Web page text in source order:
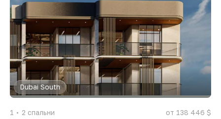
Dubai South
1 2 спальни от 138 446 $